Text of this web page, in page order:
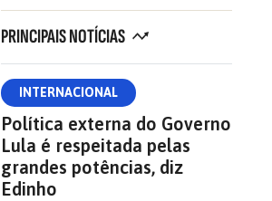
PRINCIPAIS NOTÍCIAS
INTERNACIONAL
Política externa do Governo
Lula é respeitada pelas
grandes potências, diz
Edinho